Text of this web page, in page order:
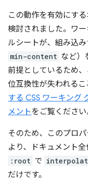
この動作を有効にす
検討されました。ワ
ルシートが、組み込
min-content など）
前提としているため
位互換性が失われるこ
する CSS ワーキング
メントをご覧ください
そのため、このプロ
より、ドキュメント
:root で
だけです。